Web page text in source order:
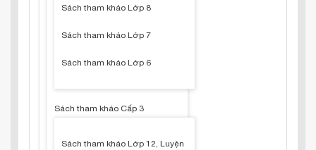
Sách tham khảo Lớp 8
Sách tham khảo Lớp 7
Sách tham khảo Lớp 6
Sách tham khảo Cấp 3
Sách tham khảo Lớp 12, Luyện